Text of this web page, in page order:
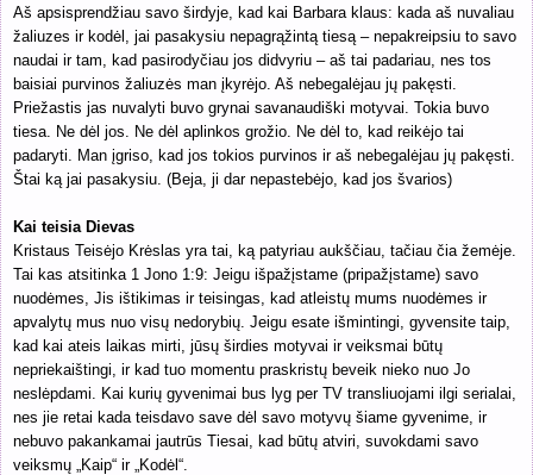
Aš apsisprendžiau savo širdyje, kad kai Barbara klaus: kada aš nuvaliau
žaliuzes ir kodėl, jai pasakysiu nepagrąžintą tiesą – nepakreipsiu to savo
naudai ir tam, kad pasirodyčiau jos didvyriu – aš tai padariau, nes tos
baisiai purvinos žaliuzės man įkyrėjo. Aš nebegalėjau jų pakęsti.
Priežastis jas nuvalyti buvo grynai savanaudiški motyvai. Tokia buvo
tiesa. Ne dėl jos. Ne dėl aplinkos grožio. Ne dėl to, kad reikėjo tai
padaryti. Man įgriso, kad jos tokios purvinos ir aš nebegalėjau jų pakęsti.
Štai ką jai pasakysiu. (Beja, ji dar nepastebėjo, kad jos švarios)
Kai teisia Dievas
Kristaus Teisėjo Krėslas yra tai, ką patyriau aukščiau, tačiau čia žemėje.
Tai kas atsitinka 1 Jono 1:9: Jeigu išpažįstame (pripažįstame) savo
nuodėmes, Jis ištikimas ir teisingas, kad atleistų mums nuodėmes ir
apvalytų mus nuo visų nedorybių. Jeigu esate išmintingi, gyvensite taip,
kad kai ateis laikas mirti, jūsų širdies motyvai ir veiksmai būtų
nepriekaištingi, ir kad tuo momentu praskristų beveik nieko nuo Jo
neslėpdami. Kai kurių gyvenimai bus lyg per TV transliuojami ilgi serialai,
nes jie retai kada teisdavo save dėl savo motyvų šiame gyvenime, ir
nebuvo pakankamai jautrūs Tiesai, kad būtų atviri, suvokdami savo
veiksmų „Kaip“ ir „Kodėl“.